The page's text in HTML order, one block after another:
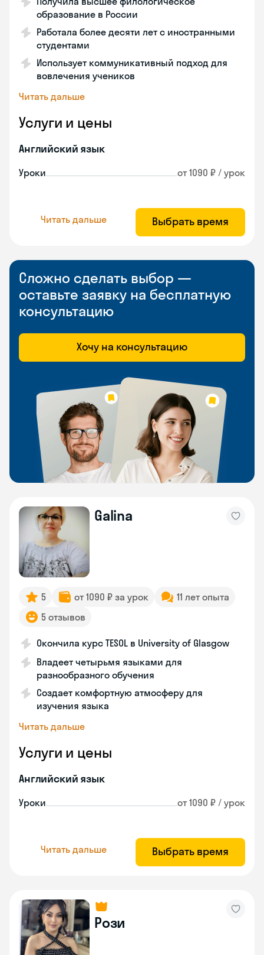
образование в России
Работала более десяти лет с иностранными
студентами
Использует коммуникативный подход для
вовлечения учеников
Читать дальше
Услуги и цены
Английский язык
Уроки от 1090 ₽ / урок
Читать дальше Выбрать время
Сложно сделать выбор —
оставьте заявку на бесплатную
консультацию
Хочу на консультацию
Galina
5 от 1090 ₽ за урок
11 лет опыта
5 отзывов
Окончила курс TESOL в University of Glasgow
Владеет четырьмя языками для
разнообразного обучения
Создает комфортную атмосферу для
изучения языка
Читать дальше
Услуги и цены
Английский язык
Уроки от 1090 ₽ / урок
Читать дальше Выбрать время
Рози